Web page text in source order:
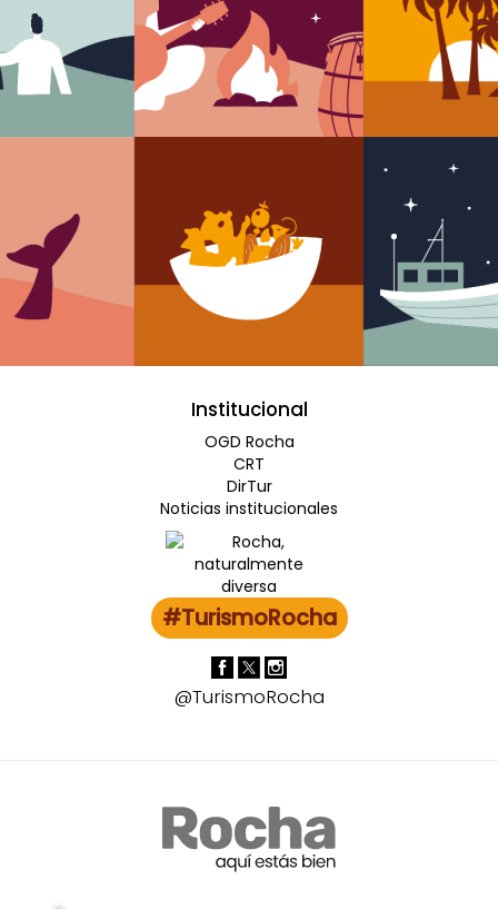
Institucional
OGD Rocha
CRT
DirTur
Noticias institucionales
#TurismoRocha
@TurismoRocha